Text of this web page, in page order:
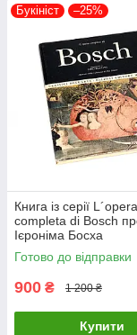
Букініст –25%
Книга із серії L´opera
completa di Bosch
Ієроніма Босха
нідерландського
Готово до відправки
900 ₴ 1 200 ₴
Купити